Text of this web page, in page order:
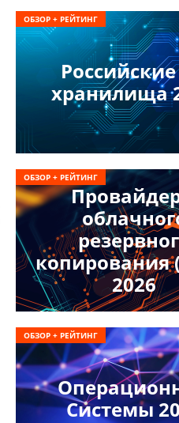
Российские
хранилища
ОБЗОР + РЕЙТИНГ
копирования
2026
ОБЗОР + РЕЙТИНГ
Системы
ОБЗОР + РЕЙТИНГ